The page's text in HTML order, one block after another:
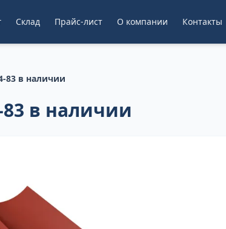
Склад Прайс-лист О компании Контакты
83 в наличии
в наличии